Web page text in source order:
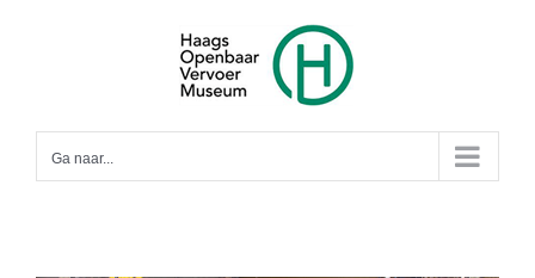
Ga naar...